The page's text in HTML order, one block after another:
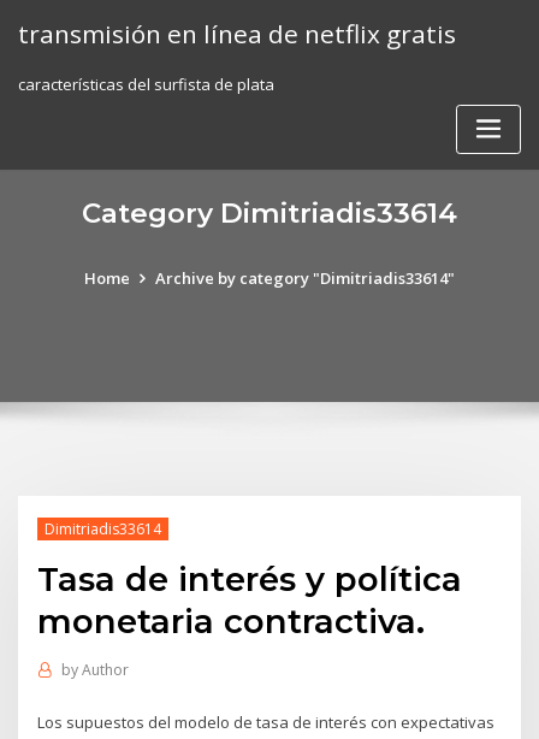
transmisión en línea de netflix gratis
características del surfista de plata
Category Dimitriadis33614
Home Archive by category "Dimitriadis33614"
Dimitriadis33614
Tasa de interés y política
monetaria contractiva.
byAuthor
Los supuestos del modelo de tasa de interés con expectativas